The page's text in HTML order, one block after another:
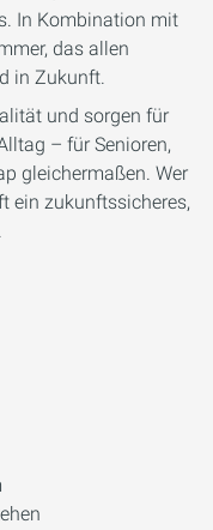
In Kombination mit
das allen
in Zukunft.
und sorgen für
– für Senioren,
gleichermaßen. Wer
ein zukunftssicheres,